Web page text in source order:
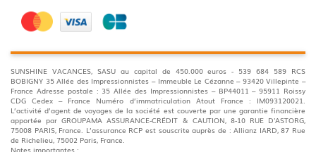
SUNSHINE VACANCES, SASU au capital de 450.000 euros - 539 684 589 RCS
BOBIGNY 35 Allée des Impressionnistes – Immeuble Le Cézanne – 93420 Villepinte –
France Adresse postale : 35 Allée des Impressionnistes – BP44011 – 95911 Roissy
CDG Cedex – France Numéro d’immatriculation Atout France : IM093120021.
L’activité d’agent de voyages de la société est couverte par une garantie financière
apportée par GROUPAMA ASSURANCE-CRÉDIT & CAUTION, 8-10 RUE D'ASTORG,
75008 PARIS, France. L’assurance RCP est souscrite auprès de : Allianz IARD, 87 Rue
de Richelieu, 75002 Paris, France.
Notes importantes :